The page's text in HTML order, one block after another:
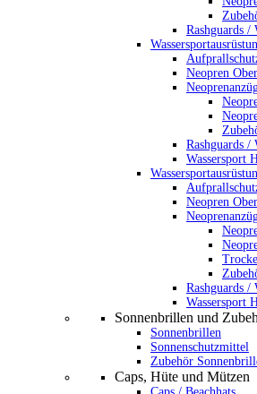
Rashguards /
Neopren
Rashguards /
Wassersport
Neopren
Rashguards /
Wassersport
Sonnenbrillen und
Sonnenbrillen
Sonnenschutzmittel
Zubehör
Caps, Hüte und Mützen